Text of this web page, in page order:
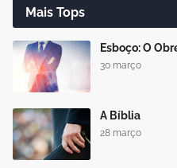
Mais Tops
Esboço: O
30 março
A Bíblia
28 março